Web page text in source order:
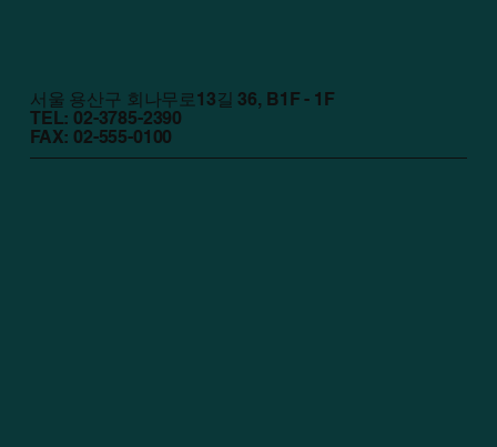
서울 용산구 회나무로13길 36, B1F - 1F
TEL: 02-3785-2390
FAX: 02-555-0100